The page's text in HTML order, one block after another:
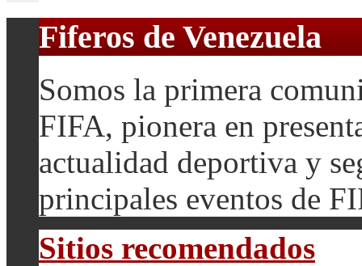
Fiferos de Venezuela
Somos la primera
FIFA, pionera en
actualidad deportiva y
principales eventos de
Sitios recomendados